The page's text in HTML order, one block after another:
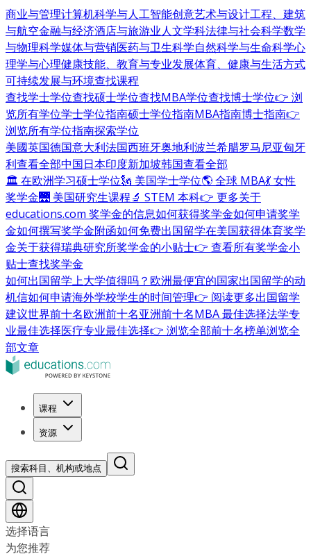
商业与管理计算机科学与人工智能创意艺术与设计工程、建筑
与航空金融与经济酒店与旅游业人文学科法律与社会科学数学
与物理科学媒体与营销医药与卫生科学自然科学与生命科学心
理学与心理健康技能、教育与专业发展体育、健康与生活方式
可持续发展与环境查找课程
查找学士学位查找硕士学位查找MBA学位查找博士学位👉 浏
览所有学位学士学位指南硕士学位指南MBA指南博士指南👉
浏览所有学位指南探索学位
美國英国德国意大利法国西班牙奥地利波兰希腊罗马尼亚匈牙
利查看全部中国日本印度新加坡韩国查看全部
🏛 在欧洲学习硕士学位🗽 美国学士学位🌎 全球 MBA💃 女性
奖学金🌉 美国研究生课程🔬 STEM 本科👉 更多关于
educations.com 奖学金的信息如何获得奖学金如何申请奖学
金如何撰写奖学金附函如何免费出国留学在美国获得体育奖学
金关于获得瑞典研究所奖学金的小贴士👉 查看所有奖学金小
贴士查找奖学金
如何出国留学上大学值得吗？ 欧洲最便宜的国家出国留学的动
机信如何申请海外学校学生的时间管理👉 阅读更多出国留学
建议世界前十名欧洲前十名亚洲前十名MBA 最佳选择法学专
业最佳选择医疗专业最佳选择👉 浏览全部前十名榜单浏览全
部文章
课程
资源
搜索科目、机构或地点
选择语言
为您推荐